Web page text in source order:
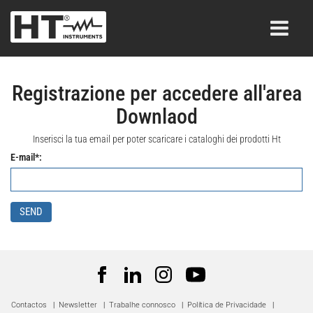
Registrazione per accedere all'area
Downlaod
Inserisci la tua email per poter scaricare i cataloghi dei prodotti Ht
E-mail*:
SEND
Contactos | Newsletter | Trabalhe connosco | Política de Privacidade
|